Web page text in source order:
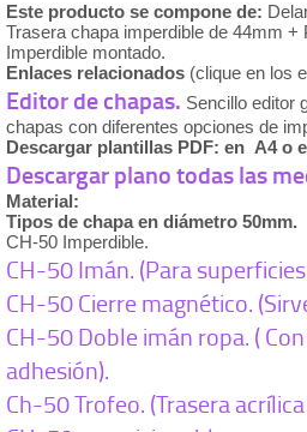
Este producto se compone de:
Trasera chapa imperdible de 44mm +
Imperdible montado.
Enlaces relacionados (clique en los
Editor de chapas. Sencillo editor
chapas con diferentes opciones de
Descargar plantillas PDF: en A4 o
Descargar plano todas las
Material:
Tipos de chapa en diámetro 50mm.
CH-50 Imperdible.
CH-50 Imán. (Para
CH-50 Cierre magnético.
CH-50 Doble imán ropa. (
adhesión).
Ch-50 Trofeo. (Trasera